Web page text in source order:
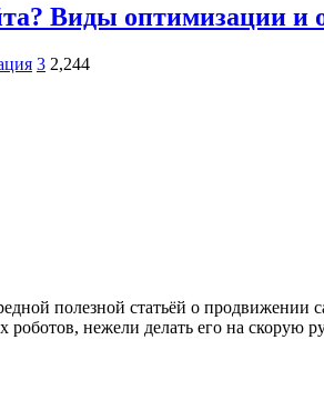
Виды оптимизации и
3 2,244
полезной статьёй о продвижении
роботов, нежели делать его на